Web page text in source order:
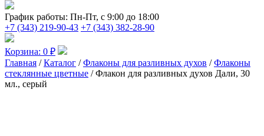
График работы: Пн-Пт, с 9:00 до 18:00
+7 (343) 219-90-43 +7 (343) 382-28-90
Корзина: 0 ₽
Главная /Каталог /Флаконы для разливных духов /Флаконы
стеклянные цветные / Флакон для разливных духов Дали, 30
мл., серый